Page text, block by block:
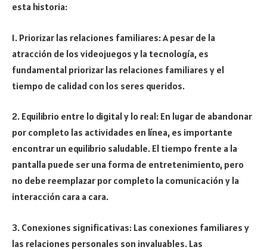
esta historia:
1. Priorizar las relaciones familiares: A pesar de la
atracción de los videojuegos y la tecnología, es
fundamental priorizar las relaciones familiares y el
tiempo de calidad con los seres queridos.
2. Equilibrio entre lo digital y lo real: En lugar de abandonar
por completo las actividades en línea, es importante
encontrar un equilibrio saludable. El tiempo frente a la
pantalla puede ser una forma de entretenimiento, pero
no debe reemplazar por completo la comunicación y la
interacción cara a cara.
3. Conexiones significativas: Las conexiones familiares y
las relaciones personales son invaluables. Las